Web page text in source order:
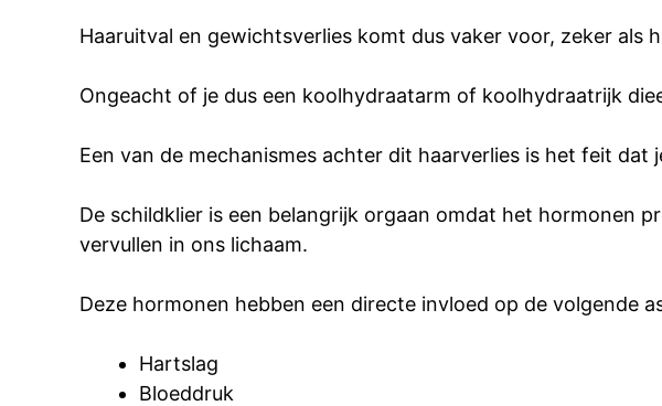
Haaruitval en gewichtsverlies komt dus vaker voor, zeker als
Ongeacht of je dus een koolhydraatarm of koolhydraatrijk
Een van de mechanismes achter dit haarverlies is het feit
De schildklier is een belangrijk orgaan omdat het hormonen
vervullen in ons lichaam.
Deze hormonen hebben een directe invloed op de volgende
Hartslag
Bloeddruk